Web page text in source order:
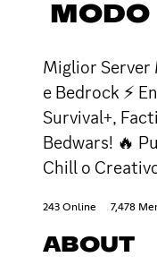
MODO
Miglior Server
e Bedrock ⚡
Survival+,
Bedwars! 🔥
Chill o
243 Online 7,478
ABOUT